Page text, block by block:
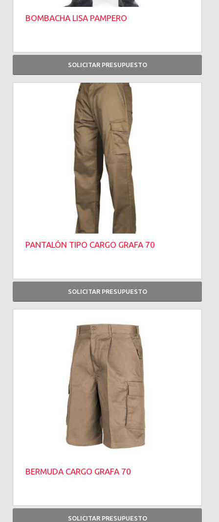
BOMBACHA LISA PAMPERO
SOLICITAR PRESUPUESTO
PANTALÓN TIPO CARGO GRAFA 70
SOLICITAR PRESUPUESTO
BERMUDA CARGO GRAFA 70
SOLICITAR PRESUPUESTO